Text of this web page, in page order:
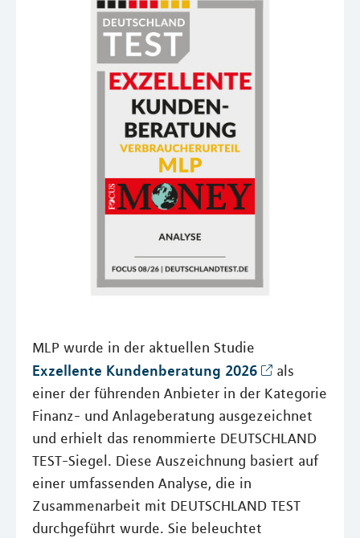
MLP wurde in der aktuellen Studie
Exzellente Kundenberatung 2026
als
einer der führenden Anbieter in der Kategorie
Finanz- und Anlageberatung ausgezeichnet
und erhielt das renommierte DEUTSCHLAND
TEST-Siegel. Diese Auszeichnung basiert auf
einer umfassenden Analyse, die in
Zusammenarbeit mit DEUTSCHLAND TEST
durchgeführt wurde. Sie beleuchtet